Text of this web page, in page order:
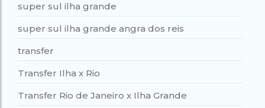
super sul ilha grande
super sul ilha grande angra dos reis
transfer
Transfer Ilha x Rio
Transfer Rio de Janeiro x Ilha Grande